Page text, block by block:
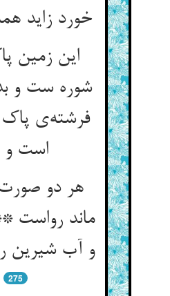
خورد زاید
این زمین
شوره ست و
فرشته‌‌ی پاک
است و
هر دو
ماند رواست
و آب شیرین را صفاست‌‌
275